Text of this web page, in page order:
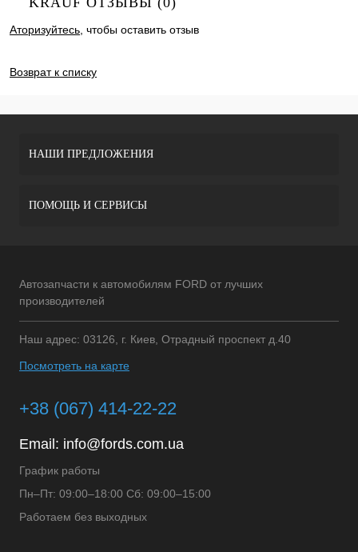
Аторизуйтесь , чтобы оставить отзыв
Возврат к списку
НАШИ ПРЕДЛОЖЕНИЯ
ПОМОЩЬ И СЕРВИСЫ
Автозапчасти к автомобилям FORD от лучших
производителей
Наш адрес: 03126, г. Киев, Отрадный проспект д.40
Посмотреть на карте
+38 (067) 414-22-22
Email: info@fords.com.ua
График работы
Пн–Пт: 09:00–18:00 Сб: 09:00–15:00
Работаем без выходных